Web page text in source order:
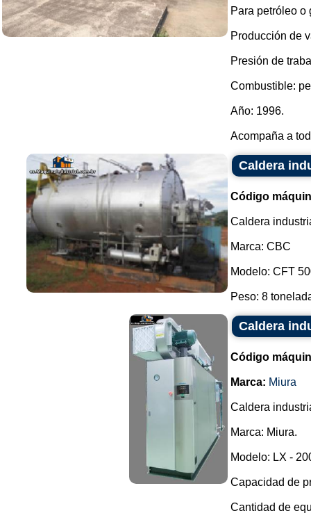
Para petróleo o
Producción de
Presión de
Combustible:
Año: 1996.
Acompaña a
Caldera
Código
Caldera
Marca: CBC
Modelo: CFT
Peso: 8
Caldera
Código
Marca: Miura
Caldera
Marca: Miura.
Modelo: LX -
Capacidad de
Cantidad de